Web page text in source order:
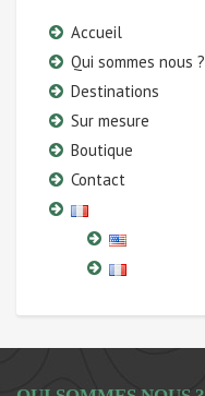
Accueil
Qui sommes nous ?
Destinations
Sur mesure
Boutique
Contact